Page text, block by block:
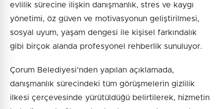
evlilik sürecine ilişkin danışmanlık, stres ve kaygı
yönetimi, öz güven ve motivasyonun geliştirilmesi,
sosyal uyum, yaşam dengesi ile kişisel farkındalık
gibi birçok alanda profesyonel rehberlik sunuluyor.
Çorum Belediyesi'nden yapılan açıklamada,
danışmanlık sürecindeki tüm görüşmelerin gizlilik
ilkesi çerçevesinde yürütüldüğü belirtilerek, hizmetin